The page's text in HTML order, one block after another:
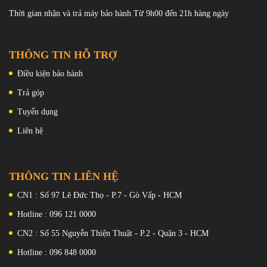
Thời gian nhận và trả máy bảo hành Từ 9h00 đến 21h hàng ngày
THÔNG TIN HỖ TRỢ
Điều kiện bảo hành
Trả góp
Tuyển dụng
Liên hệ
THÔNG TIN LIÊN HỆ
CN1 : Số 97 Lê Đức Thọ - P.7 - Gò Vấp - HCM
Hotline : 096 121 0000
CN2 : Số 55 Nguyễn Thiện Thuật - P.2 - Quận 3 - HCM
Hotline : 096 848 0000